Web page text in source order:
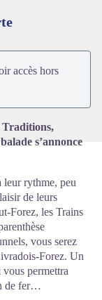
accès hors
s’annonce
leur rythme, peu
de leurs
Forez, les Trains
vous serez
Forez. Un
permettra
de fer…